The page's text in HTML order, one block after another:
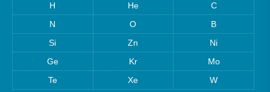
H He
C
N
O
B
Si
Zn
Ni
Ge
Kr
Mo
Te
Xe W